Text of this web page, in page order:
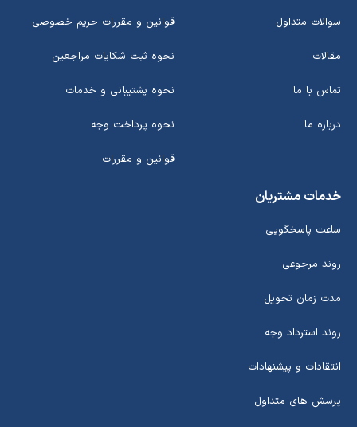
سوالات متداول
مقالات
تماس با ما
درباره ما
قوانین و مقررات حریم خصوصی
نحوه ثبت شکایات مراجعین
نحوه پشتیبانی و خدمات
نحوه پرداخت وجه
قوانین و مقررات
خدمات مشتریان
ساعت پاسخگویی
روند مرجوعی
مدت زمان تحویل
روند استرداد وجه
انتقادات و پیشنهادات
پرسش های متداول